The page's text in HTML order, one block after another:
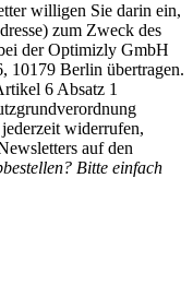
willigen Sie darin ein,
zum Zweck des
der Optimizly GmbH
10179 Berlin übertragen.
6 Absatz 1
widerrufen,
auf den
Bitte einfach